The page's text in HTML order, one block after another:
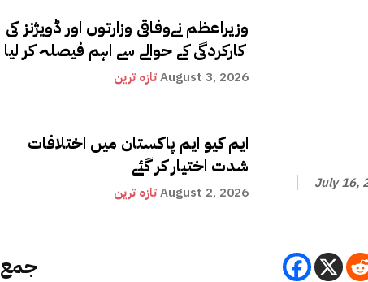
وزیراعظم نےوفاقی وزارتوں اور ڈویژنز کی
کارکردگی کے حوالے سے اہم فیصلہ کر لیا
تازہ ترینAugust 3, 2026
ایم کیو ایم پاکستان میں اختلافات
شدت اختیار کر گئے
تازہ ترینAugust 2, 2026
جمع
July 16,